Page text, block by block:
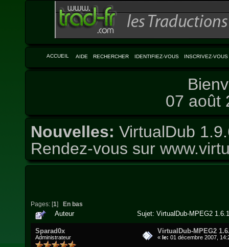
ACCUEIL AIDE RECHERCHER IDENTIFIEZ-VOUS INSCRIVEZ-VOUS
07 août
Nouvelles: VirtualDub
Rendez-vous sur
Pages: [1] En bas
Auteur Sujet: VirtualDub-MPEG2
Sparad0x
Administrateur
VirtualDub-MPEG2
«le: 01 décembre 2007,